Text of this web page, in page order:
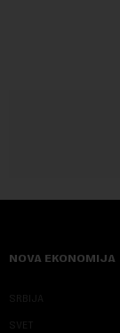
NOVA EKONOMIJA
SRBIJA
SVET